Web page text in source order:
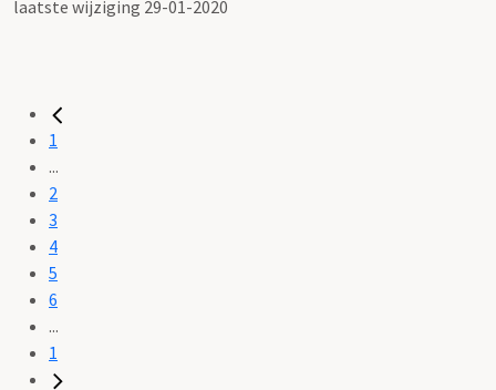
laatste wijziging 29-01-2020
1
...
2
3
4
5
6
...
1